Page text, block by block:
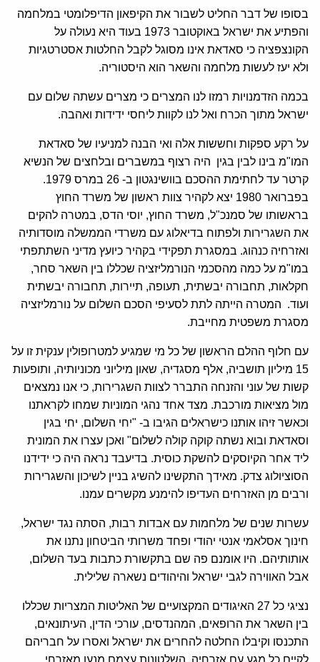
בסופו של דבר החליט לשבור את הקיפאון הדיפלומטי במלחמה
והפתיע את ישראל באוקטובר 1973 בעוד היא נעולה על
הקונצפציה כי סאדאת אינו מסוגל לקבל החלטות אסטרטגיות
ולא יעז לעשות מלחמה והשאר הוא היסטוריה.
בכמה הזדמנויות רמזו לנו המצרים כי מצרים עשתה שלום עם
ישראל מתוך הכרח ואל לנו לקוות ליחסי ידידות ואהבה.
על רקע ספקות וחששות אלה ואי הבנה למניעיו של סאדאת
המו"מ בינו לבין בגין היה רצוף במשברים ובלחצים של הנשיא
קרטר עד לחתימת ההסכם בוושינגטון ב- 26 במרס 1979.
בפברואר 1980 יצא לקהיר צוות ראשון של משרד החוץ
בראשותו של סמנכ"ל, משרד החוץ, יוסי הדס, במטרה להקים
את השגרירות ולפתוח בדיאלוג עם משרדי הממשלה מוסדותיה
ואזרחיה כנהוג. במסגרת תפקידי בקהיר כיועץ מדיני השתתפתי
במו"מ על כמה מהסכמי הנורמליזציה שכללו בין השאר סחר,
חקלאות, תחבורה יבשתית, תעופה, תיירות, תחבורה יבשתית
ועוד. המטרה הייתה לתת לסעיפי הסכם השלום על נורמליזציה
מסגרת משפטית מחייבת.
עם חלוף ההלם הראשון של כל מי שמגיע למטרופולין ענקית זו על
15 מיליון תושביה, אלף מסגדיה, שאון מיליוני מכוניותיה, ותופעות
קשות של עוני והזנחה התברר לצוות השגרירות, כי אנו נמצאים
מול מציאות מורכבת. מצד אחד נהגי המוניות שמחו לקראתנו
וכאשר זיהו אותנו כישראלים הגיבו ב- "יחי השלום, יחי בגין
וסאדאת ובוא נשתה קוקה קולה לשלום" ואכן עצרו את המונית
ליד אחר הקיוסקים להשקת כוסית. בדיעבד נראה היה כי ידידנו
הסוציולוג צדק. מאידך התקשינו להשיג בניין לשיכון והשגרירות
ורבים מן האזרחים העדיפו להימנע מקשרים עמנו.
עשרות שנים של מלחמות עם אבדות רבות, הסתה נגד ישראל,
חינוך אסלאמי אנטי יהודי ופחד משרותי הביטחון נתנו את
אותותיהם. היו אומנם פה שם בתקשורת כתבות בעד השלום,
אבל האווירה לגבי ישראל והיהודים נשארה שלילית.
נציגי כל 27 האיגודים המקצועיים של האליטות המצריות שכללו
בין השאר את הרופאים, המהנדסים, עורכי הדין, העיתונאים,
התכנסו וקיבלו החלטה להחרים את ישראל ואסרו על חבריהם
לקיים כל מגע עם אזרחיה. השלטונות עצמם מנעו מאזרחי